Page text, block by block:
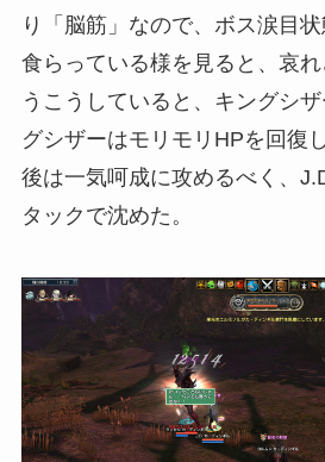
り「脳筋」なので、ボス涙目
食らっている様を見ると、哀
うこうしていると、キングシ
グシザーはモリモリHPを回復
後は一気呵成に攻めるべく、
タックで沈めた。